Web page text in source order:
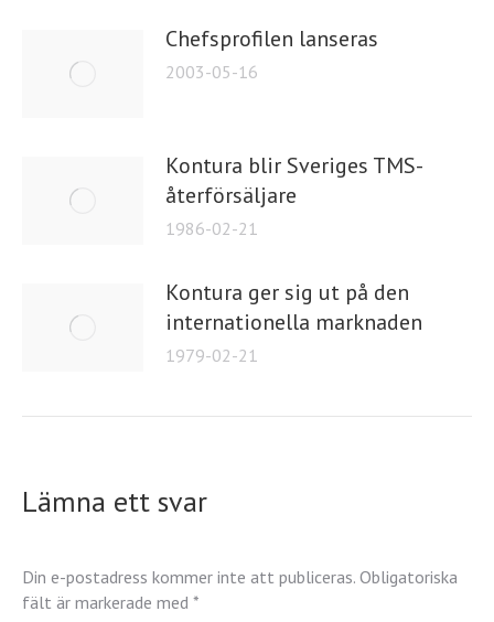
Chefsprofilen lanseras
2003-05-16
Kontura blir Sveriges TMS-
återförsäljare
1986-02-21
Kontura ger sig ut på den
internationella marknaden
1979-02-21
Lämna ett svar
Din e-postadress kommer inte att publiceras. Obligatoriska
fält är markerade med *